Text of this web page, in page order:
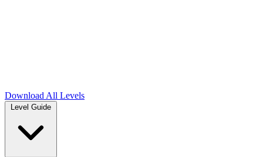
Download All Levels
Level Guide